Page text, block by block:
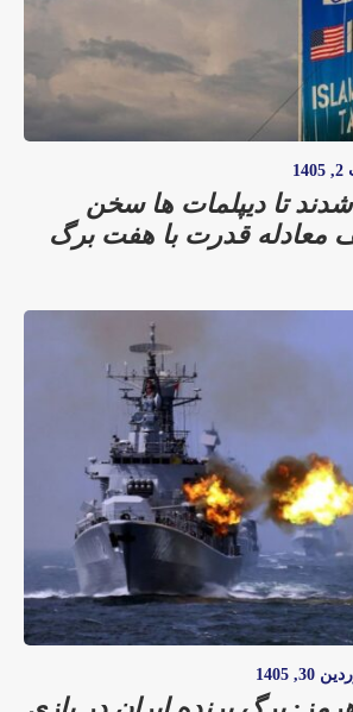
تا دیپلمات ها سخن
معادله قدرت با هفت برگ
30, 1405